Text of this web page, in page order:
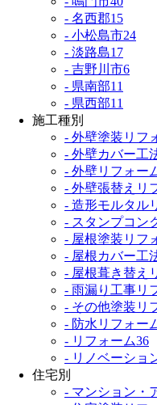
- 名西郡15
- 小松島市24
- 淡路島17
- 吉野川市6
- 県南部11
- 県西部11
施工種別
- 外壁塗装リフ
- 外壁カバー工
- 外壁リフォー
- 外壁張替えリ
- 造形モルタル
- スタンプコン
- 屋根塗装リフ
- 屋根カバー工
- 屋根葺き替え
- 雨漏り工事リ
- その他塗装リ
- 防水リフォー
- リフォーム36
- リノベーショ
住宅別
- マンション・